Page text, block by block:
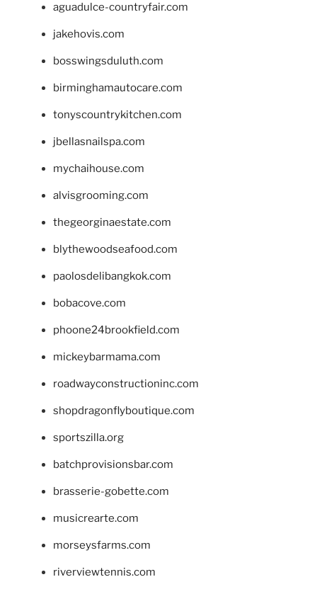
aguadulce-countryfair.com
jakehovis.com
bosswingsduluth.com
birminghamautocare.com
tonyscountrykitchen.com
jbellasnailspa.com
mychaihouse.com
alvisgrooming.com
thegeorginaestate.com
blythewoodseafood.com
paolosdelibangkok.com
bobacove.com
phoone24brookfield.com
mickeybarmama.com
roadwayconstructioninc.com
shopdragonflyboutique.com
sportszilla.org
batchprovisionsbar.com
brasserie-gobette.com
musicrearte.com
morseysfarms.com
riverviewtennis.com